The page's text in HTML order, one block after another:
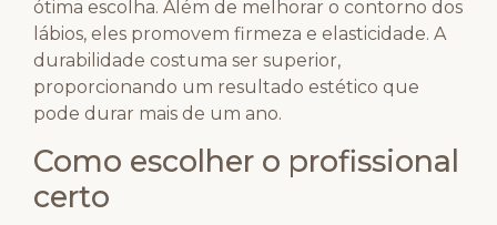
ótima escolha. Além de melhorar o contorno dos
lábios, eles promovem firmeza e elasticidade. A
durabilidade costuma ser superior,
proporcionando um resultado estético que
pode durar mais de um ano.
Como escolher o profissional
certo